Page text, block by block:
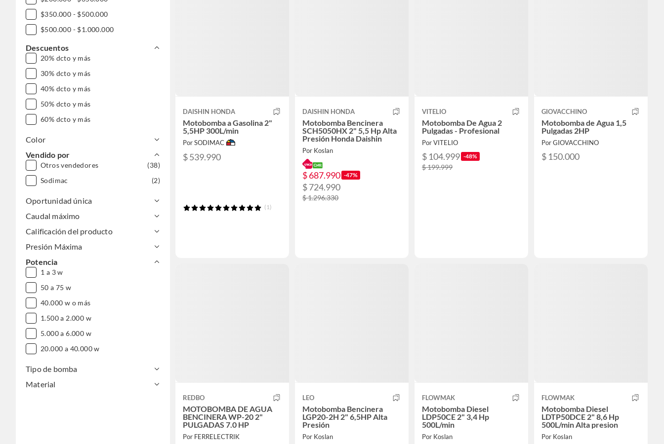
$350.000 - $500.000
$500.000 - $1.000.000
DESDE $1.000.000
Descuentos
20% dcto y más
30% dcto y más
40% dcto y más
50% dcto y más
60% dcto y más
Color
Vendido por
Otros vendedores
(38)
Sodimac
(2)
Oportunidad única
Caudal máximo
Calificación del producto
Presión Máxima
Potencia
1 a 3 w
50 a 75 w
40.000 w o más
1.500 a 2.000 w
5.000 a 6.000 w
20.000 a 40.000 w
Tipo de bomba
Material
DAISHIN HONDA
Motobomba a Gasolina 2"
5,5HP 300L/min
Por SODIMAC
$ 539.990
(1)
DAISHIN HONDA
Motobomba Bencinera
SCH5050HX 2" 5,5 Hp Alta
Presión Honda Daishin
Por Koslan
$ 687.990 -47%
$ 724.990
$ 1.296.330
VITELIO
Motobomba De Agua 2
Pulgadas - Profesional
Por VITELIO
$ 104.999 -48%
$ 199.999
GIOVACCHINO
Motobomba de Agua 1,5
Pulgadas 2HP
Por GIOVACCHINO
$ 150.000
REDBO
MOTOBOMBA DE AGUA
BENCINERA WP-20 2"
PULGADAS 7.0 HP
Por FERRELECTRIK
LEO
Motobomba Bencinera
LGP20-2H 2" 6,5HP Alta
Presión
Por Koslan
FLOWMAK
Motobomba Diesel
LDP50CE 2" 3,4 Hp
500L/min
Por Koslan
FLOWMAK
Motobomba Diesel
LDTP50DCE 2" 8,6 Hp
500L/min Alta presion
Por Koslan